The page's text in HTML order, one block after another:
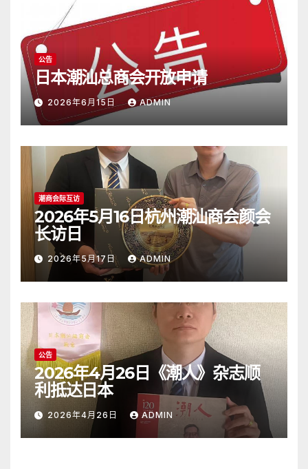
公告
日本潮汕总商会开放申请
2026年6月15日 ADMIN
潮商会际互访
2026年5月16日杭州潮汕商会颜会
长访日
2026年5月17日 ADMIN
公告
2026年4月26日《潮人》杂志顺
利抵达日本
2026年4月26日 ADMIN